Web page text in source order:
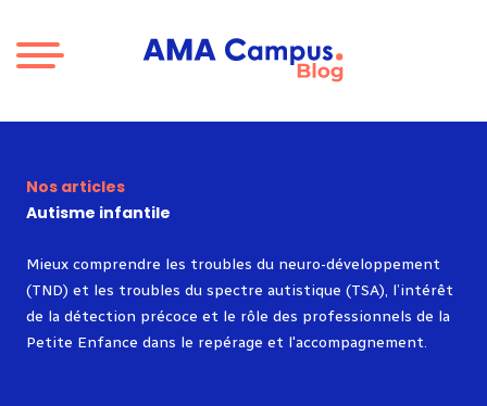
Nos articles
Autisme infantile
Mieux comprendre les troubles du neuro-développement
(TND) et les troubles du spectre autistique (TSA), l’intérêt
de la détection précoce et le rôle des professionnels de la
Petite Enfance dans le repérage et l'accompagnement.